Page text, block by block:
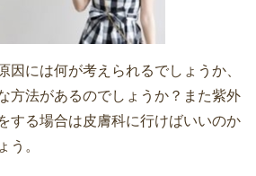
因には何が考えられるでしょうか、
方法があるのでしょうか？また紫外
する場合は皮膚科に行けばいいのか
う。